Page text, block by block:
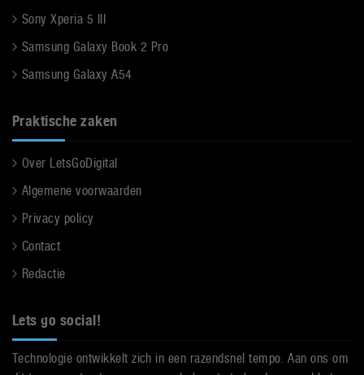
Sony Xperia 5 III
Samsung Galaxy Book 2 Pro
Samsung Galaxy A54
Praktische zaken
Over LetsGoDigital
Algemene voorwaarden
Privacy policy
Contact
Redactie
Lets go social!
Technologie ontwikkelt zich in een razendsnel tempo. Aan ons om